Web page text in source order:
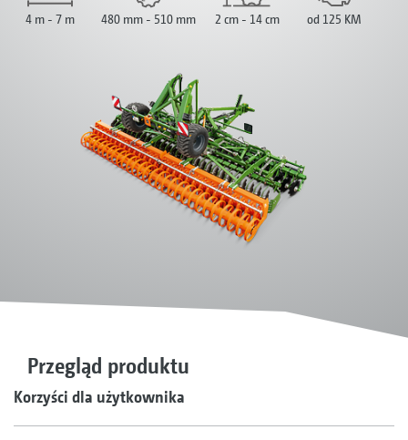
4 m - 7 m 480 mm - 510 mm 2 cm - 14 cm od 125 KM
Przegląd produktu
Korzyści dla użytkownika